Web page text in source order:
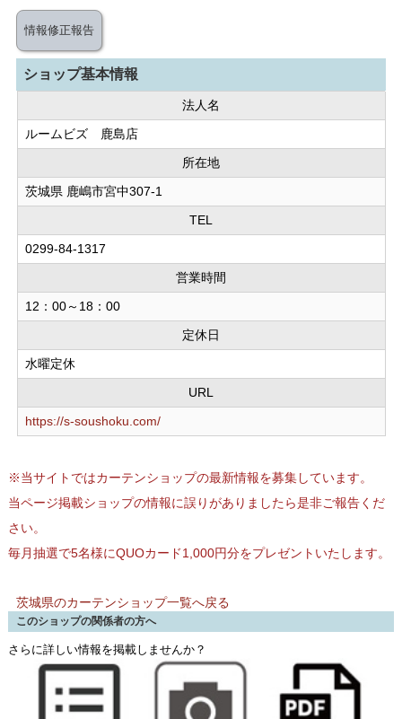
情報修正報告
ショップ基本情報
法人名
ルームビズ 鹿島店
所在地
茨城県 鹿嶋市宮中307-1
TEL
0299-84-1317
営業時間
12：00～18：00
定休日
水曜定休
URL
https://s-soushoku.com/
※当サイトではカーテンショップの最新情報を募集しています。
当ページ掲載ショップの情報に誤りがありましたら是非ご報告くだ
さい。
毎月抽選で5名様にQUOカード1,000円分をプレゼントいたします。
茨城県のカーテンショップ一覧へ戻る
このショップの関係者の方へ
さらに詳しい情報を掲載しませんか？